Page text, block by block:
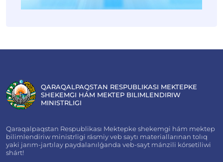
QARAQALPAQSTAN RESPUBLIKASI MEKTEPKE
SHEKEMGI HÁM MEKTEP BILIMLENDIRIW
MINISTRLIGI
Qaraqalpaqstan Respublikası Mektepke shekemgi hám mektep
bilimlendiriw ministrligi rásmiy veb saytı materiallarınan tolıq
yaki jarım-jartılay paydalanılǵanda veb-sayt mánzili kórsetiliwi
shárt!